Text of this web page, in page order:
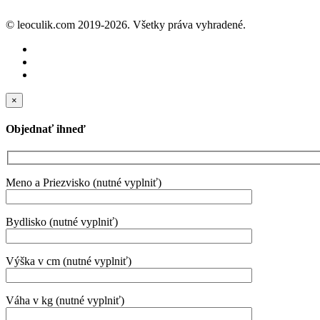
© leoculik.com 2019-2026. Všetky práva vyhradené.
×
Objednať ihneď
Meno a Priezvisko (nutné vyplniť)
Bydlisko (nutné vyplniť)
Výška v cm (nutné vyplniť)
Váha v kg (nutné vyplniť)